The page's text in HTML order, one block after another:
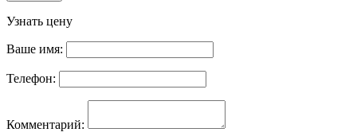
Узнать цену
Ваше имя:
Телефон:
Комментарий: